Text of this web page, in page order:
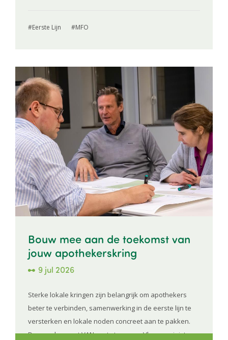
Eerste Lijn MFO
Image
Bouw mee aan de toekomst van
jouw apothekerskring
9 jul 2026
Sterke lokale kringen zijn belangrijk om apothekers
beter te verbinden, samenwerking in de eerste lijn te
versterken en lokale noden concreet aan te pakken.
Daarom lanceert VAN, met steun van Vlaams minister